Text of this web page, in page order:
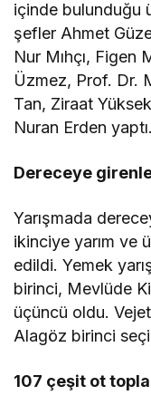
içinde bulunduğu
şefler Ahmet
Nur Mıhçı,
Üzmez, Prof. Dr.
Tan, Ziraat
Nuran Erden yaptı.
Dereceye
Yarışmada
ikinciye yarım ve
edildi. Yemek
birinci, Mevlüde
üçüncü oldu.
Alagöz birinci
107 çeşit ot